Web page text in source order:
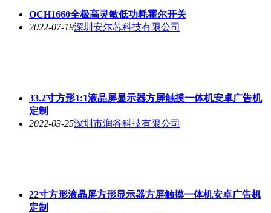
OCH1660全极高灵敏低功耗霍尔开关
2022-07-19深圳安尔芯科技有限公司
33.2寸方形1:1液晶屏显示器方屏触摸一体机安卓广告机
定制
2022-03-25深圳市润谷科技有限公司
22寸方形液晶屏方形显示器方屏触摸一体机安卓广告机
定制